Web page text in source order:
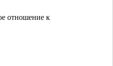
отношение к